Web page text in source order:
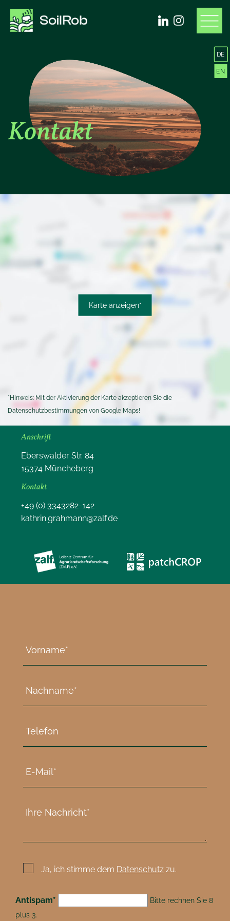
DE
EN
Kontakt
Karte anzeigen*
*Hinweis: Mit der Aktivierung der Karte akzeptieren Sie die
Datenschutzbestimmungen von Google Maps!
Anschrift
Eberswalder Str. 84
15374 Müncheberg
Kontakt
+49 (0) 3343282-142
kathrin.grahmann@zalf.de
Ja, ich stimme dem Datenschutz zu.
Antispam*
Bitte rechnen Sie 8
plus 3.